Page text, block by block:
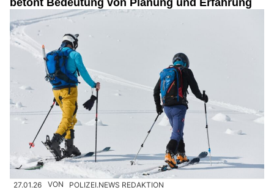
27.01.26 VON POLIZEI.NEWS REDAKTION